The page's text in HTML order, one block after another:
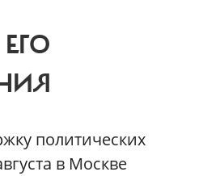
политических
в Москве